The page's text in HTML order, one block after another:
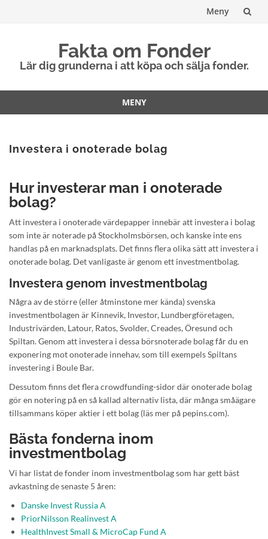
Meny
Fakta om Fonder
Lär dig grunderna i att köpa och sälja fonder.
MENY
innehåll
Investera i onoterade bolag
Hur investerar man i onoterade
bolag?
Att investera i onoterade värdepapper innebär att investera i bolag
som inte är noterade på Stockholmsbörsen, och kanske inte ens
handlas på en marknadsplats. Det finns flera olika sätt att investera i
onoterade bolag. Det vanligaste är genom ett investmentbolag.
Investera genom investmentbolag
Några av de större (eller åtminstone mer kända) svenska
investmentbolagen är Kinnevik, Investor, Lundbergföretagen,
Industrivärden, Latour, Ratos, Svolder, Creades, Öresund och
Spiltan. Genom att investera i dessa börsnoterade bolag får du en
exponering mot onoterade innehav, som till exempels Spiltans
investering i Boule Bar.
Dessutom finns det flera crowdfunding-sidor där onoterade bolag
gör en notering på en så kallad alternativ lista, där många småägare
tillsammans köper aktier i ett bolag (läs mer på pepins.com).
Bästa fonderna inom
investmentbolag
Vi har listat de fonder inom investmentbolag som har gett bäst
avkastning de senaste 5 åren:
Danske Invest Russia A
PriorNilsson Realinvest A
HealthInvest Small & MicroCap Fund A